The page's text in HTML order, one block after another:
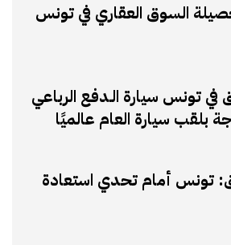
السوق العقاري في تونس
في تونس سيارة الـدفع الرباعي
تونس أمام تحدي استعادة